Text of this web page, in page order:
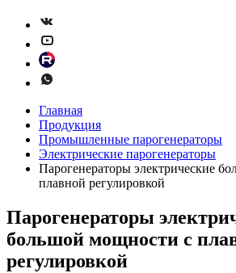
Главная
Продукция
Промышленные парогенераторы
Электрические парогенераторы
Парогенераторы электрические
плавной регулировкой
Парогенераторы
большой мощности с
регулировкой